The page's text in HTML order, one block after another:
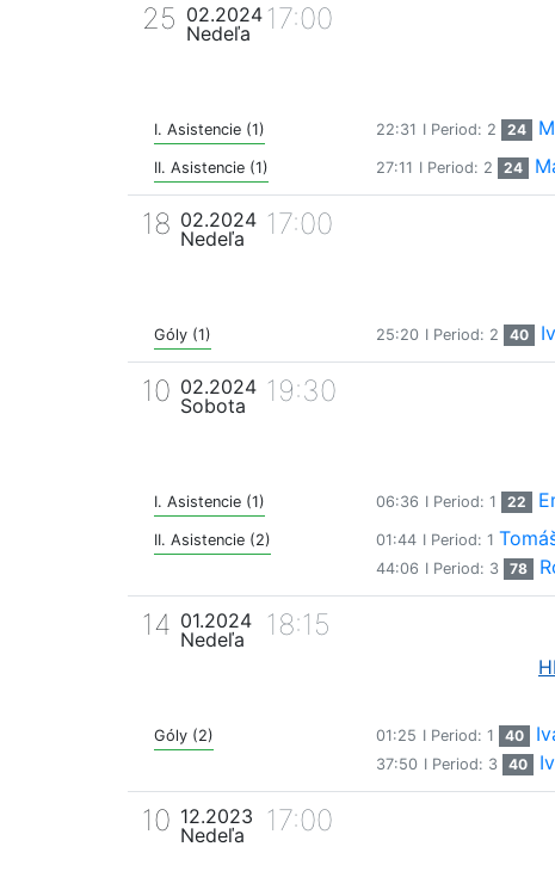
25 02.2024
Nedeľa
17:00
I. Asistencie (1) 22:31 I Period: 2 24
II. Asistencie (1) 27:11 I Period: 2 24
18 02.2024
Nedeľa
17:00
Góly (1) 25:20 I Period: 2 40
10 02.2024
Sobota
19:30
I. Asistencie (1) 06:36 I Period: 1 22
II. Asistencie (2) 01:44 I Period: 1
44:06 I Period: 3 78
14 01.2024
Nedeľa
18:15
Góly (2) 01:25 I Period: 1 40
37:50 I Period: 3 40
10 12.2023
Nedeľa
17:00